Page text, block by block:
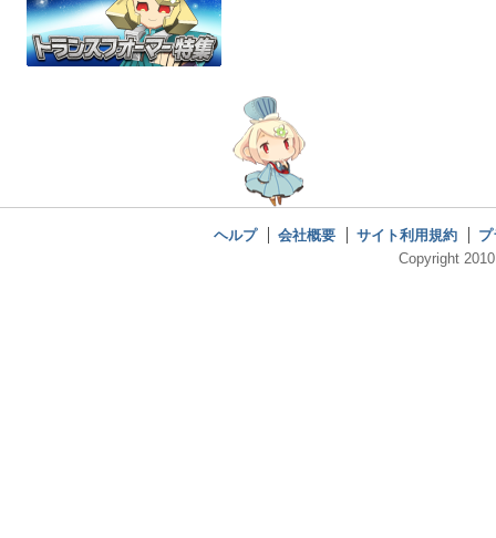
ヘルプ 会社概要 サイト利用規約
Copyright